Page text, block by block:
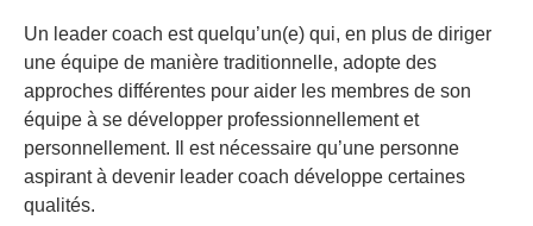
Un leader coach est quelqu’un(e) qui, en plus de diriger
une équipe de manière traditionnelle, adopte des
approches différentes pour aider les membres de son
équipe à se développer professionnellement et
personnellement. Il est nécessaire qu’une personne
aspirant à devenir leader coach développe certaines
qualités.